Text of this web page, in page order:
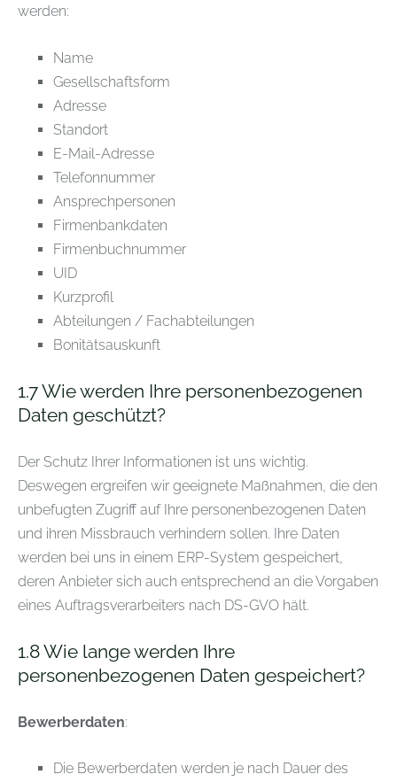
werden:
Name
Gesellschaftsform
Adresse
Standort
E-Mail-Adresse
Telefonnummer
Ansprechpersonen
Firmenbankdaten
Firmenbuchnummer
UID
Kurzprofil
Abteilungen / Fachabteilungen
Bonitätsauskunft
1.7 Wie werden Ihre personenbezogenen
Daten geschützt?
Der Schutz Ihrer Informationen ist uns wichtig.
Deswegen ergreifen wir geeignete Maßnahmen, die den
unbefugten Zugriff auf Ihre personenbezogenen Daten
und ihren Missbrauch verhindern sollen. Ihre Daten
werden bei uns in einem ERP-System gespeichert,
deren Anbieter sich auch entsprechend an die Vorgaben
eines Auftragsverarbeiters nach DS-GVO hält.
1.8 Wie lange werden Ihre
personenbezogenen Daten gespeichert?
Bewerberdaten:
Die Bewerberdaten werden je nach Dauer des